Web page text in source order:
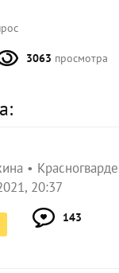
3063 просмотра
20:37
143